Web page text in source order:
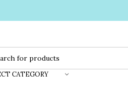
CATEGORY